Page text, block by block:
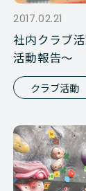
2017.02.21
社内クラブ
活動報告～
クラブ活動